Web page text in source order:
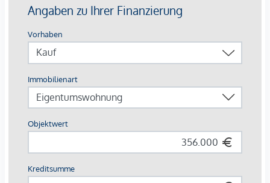
109 freifinanzierte Eigentumswohnungen
2 – 5 Zimmerwohnungen
Fußbodenheizung
(Kletterhalle)
Großer Multifunktionsraum mit Küche, Werkbank und
Weitläufige Parkanlage direkt vor der Türe
direkter Zufahrt